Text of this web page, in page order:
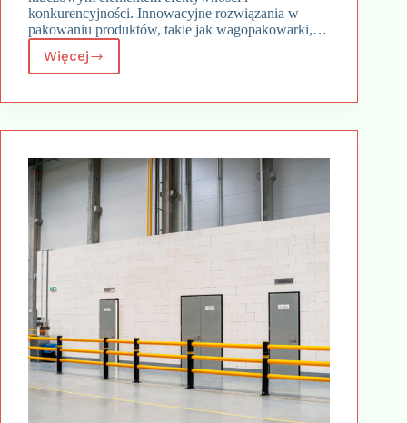
konkurencyjności. Innowacyjne rozwiązania w
pakowaniu produktów, takie jak wagopakowarki,…
WięcejNowoczesne
rozwiązania
produktów
wagopakowarki
wagoworkownice